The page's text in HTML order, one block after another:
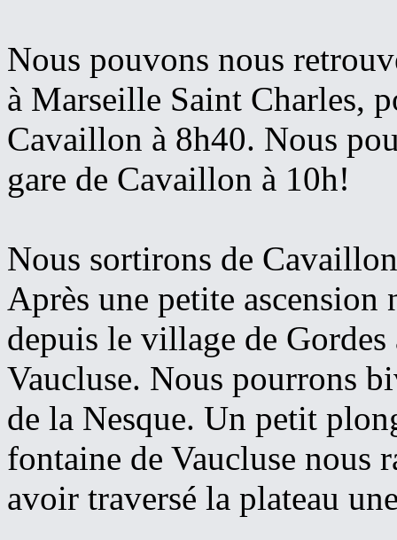
Nous pouvons nous
à Marseille Saint Charles,
Cavaillon à 8h40. Nous
gare de Cavaillon à 10h!
Nous sortirons de
Après une petite
depuis le village de
Vaucluse. Nous pourrons
de la Nesque. Un petit
fontaine de Vaucluse nous
avoir traversé la plateau